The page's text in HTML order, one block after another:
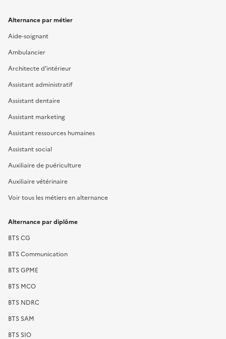
Alternance par métier
Aide-soignant
Ambulancier
Architecte d'intérieur
Assistant administratif
Assistant dentaire
Assistant marketing
Assistant ressources humaines
Assistant social
Auxiliaire de puériculture
Auxiliaire vétérinaire
Voir tous les métiers en alternance
Alternance par diplôme
BTS CG
BTS Communication
BTS GPME
BTS MCO
BTS NDRC
BTS SAM
BTS SIO